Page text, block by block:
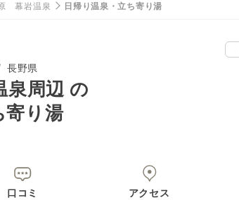
幕岩温泉 日帰り温泉・立ち寄り湯
長野県
周辺 の
寄り湯
口コミ アクセス